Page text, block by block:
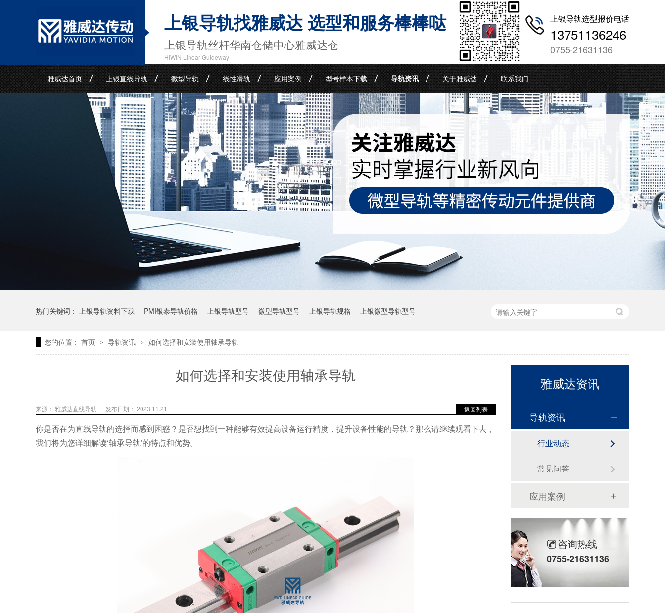
上银导轨找雅威达 选型和服务棒棒哒
上银导轨丝杆华南仓储中心雅威达仓
HIWIN Linear Guideway
上银导轨选型报价电话
13751136246
0755-21631136
雅威达首页 上银直线导轨 微型导轨 线性滑轨 应用案例 型号样本下载 导轨资讯 关于雅威达 联系我们
热门关键词： 上银导轨资料下载 PMI银泰导轨价格 上银导轨型号 微型导轨型号 上银导轨规格 上银微型导轨型号
您的位置： 首页 > 导轨资讯 > 如何选择和安装使用轴承导轨
如何选择和安装使用轴承导轨
返回列表
来源： 雅威达直线导轨 发布日期： 2023.11.21
你是否在为直线导轨的选择而感到困惑？是否想找到一种能够有效提高设备运行精度，提升设备性能的导轨？那么请继续观看下去 ，
我们将为您详细解读‘轴承导轨’的特点和优势。
雅威达资讯
导轨资讯
行业动态
常见问答
应用案例
咨询热线
0755-21631136